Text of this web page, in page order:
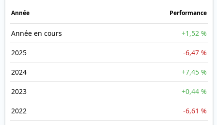
Année Performance
Année en cours +1,52 %
2025 -6,47 %
2024 +7,45 %
2023 +0,44 %
2022 -6,61 %